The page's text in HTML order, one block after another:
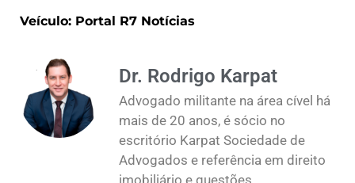
Veículo: Portal R7 Notícias
Dr. Rodrigo Karpat
Advogado militante na área cível há
mais de 20 anos, é sócio no
escritório Karpat Sociedade de
Advogados e referência em direito
imobiliário e questões